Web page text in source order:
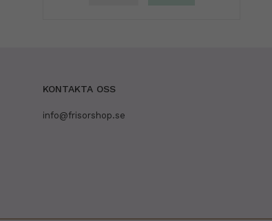
KONTAKTA OSS
info@frisorshop.se